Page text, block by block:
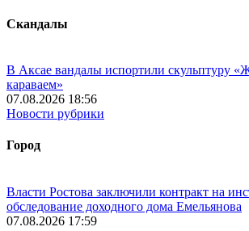
Скандалы
В Аксае вандалы испортили скульптуру
караваем»
07.08.2026 18:56
Новости рубрики
Город
Власти Ростова заключили контракт на
обследование доходного дома Емельянова
07.08.2026 17:59